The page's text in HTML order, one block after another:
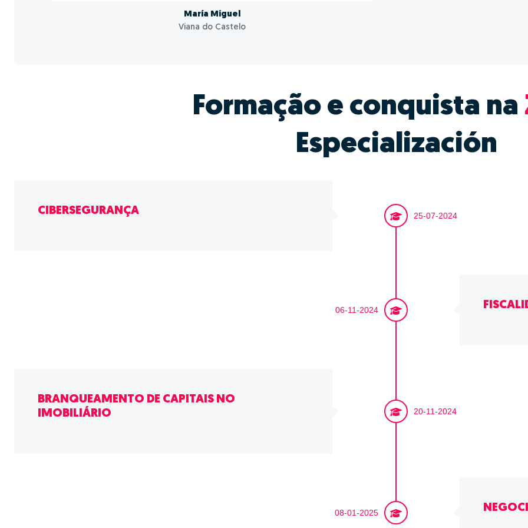
María Miguel
Viana do Castelo
Formação e conquista na
Especialización
25-07-2024
CIBERSEGURANÇA
06-11-2024
20-11-2024
BRANQUEAMENTO DE CAPITAIS NO
IMOBILIÁRIO
08-01-2025